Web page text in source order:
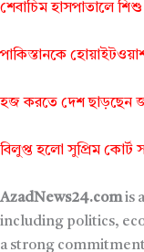
শেবাচিম হাসপাতালে
পাকিস্তানকে
হজ করতে দেশ ছাড়ছেন
বিলুপ্ত হলো সুপ্রিম কোর্ট
AzadNews24.comis
including politics,
a strong